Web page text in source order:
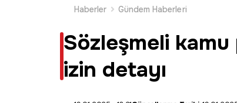
Haberler
Gündem Haberleri
Sözleşmeli
izin detayı